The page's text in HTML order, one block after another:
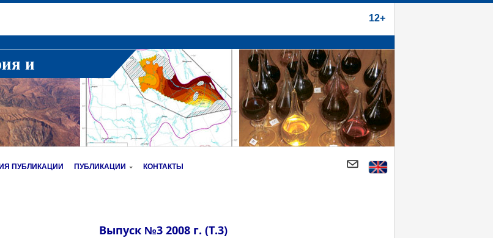
12+
и
ПУБЛИКАЦИИ ПУБЛИКАЦИИ КОНТАКТЫ
Выпуск №3 2008 г. (Т.3)